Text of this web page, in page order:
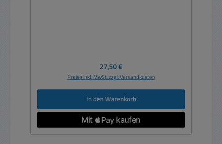
Regulärer Preis:
27,50 €
Preise inkl. MwSt. zzgl. Versandkosten
In den Warenkorb